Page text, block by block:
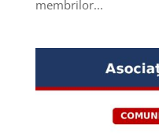
membrilor...